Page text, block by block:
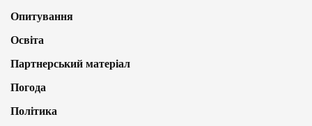
Опитування
Освіта
Партнерський матеріал
Погода
Політика